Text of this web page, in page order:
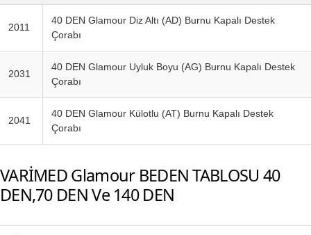
2011
40 DEN Glamour Diz Altı (AD) Burnu Kapalı Destek
Çorabı
2031
40 DEN Glamour Uyluk Boyu (AG) Burnu Kapalı Destek
Çorabı
2041
40 DEN Glamour Külotlu (AT) Burnu Kapalı Destek
Çorabı
VARİMED Glamour BEDEN TABLOSU 40
DEN,70 DEN Ve 140 DEN